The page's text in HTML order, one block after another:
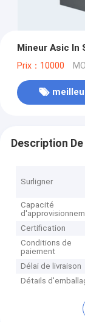
Mineur Asic In
Prix：10000
Description
Surligner
Capacité
Certification
Conditions de
paiement
Délai de livraison
Détails